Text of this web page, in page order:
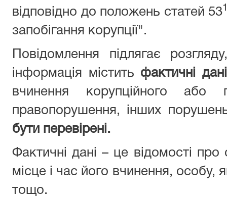
відповідно до положень статей 53
запобігання корупції".
Повідомлення підлягає
інформація містить фактичні
вчинення корупційного або
правопорушення, інших
бути перевірені.
Фактичні дані – це відомості
місце і час його вчинення,
тощо.